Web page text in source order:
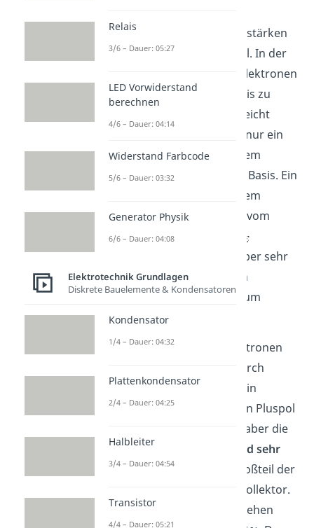
verschiedenen Dotierungsstärken
und Schichtdicken ins Spiel. In der
unteren Diode beginnen Elektronen
aus dem Emitter in die Basis zu
gehen. Weil die Basis nur leicht
dotiert ist, rekombinieren nur ein
paar der Elektronen aus dem
Emitter mit Löchern in der Basis. Ein
paar der Elektronen aus dem
Emitter werden zusätzlich vom
Pluspol der Spannung
angezogen. Die Basis ist aber sehr
dünn, weshalb die meisten
Elektronen direkt weiter zum
Kollektor gehen.
Das heißt:Ein Teil der Elektronen
aus dem Emitter gehen durch
Rekombination verloren, ein
anderer Teil wird durch den Pluspol
angezogen. Weil aber die
Basis nur
leicht dotiert und sehr
dünnist, schafft es der Großteil der
Elektronen weiter in den Kollektor.
Und wie viele Elektronen gehen
Relais
3/6 – Dauer: 05:27
LED Vorwiderstand
berechnen
4/6 – Dauer: 04:14
Widerstand Farbcode
5/6 – Dauer: 03:32
Generator Physik
6/6 – Dauer: 04:08
Elektrotechnik Grundlagen
Diskrete Bauelemente & Kondensatoren
Kondensator
1/4 – Dauer: 04:32
Plattenkondensator
2/4 – Dauer: 04:25
Halbleiter
3/4 – Dauer: 04:54
Transistor
4/4 – Dauer: 05:21